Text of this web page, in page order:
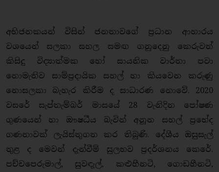
අභිජනකයන් විසින් ජනතාවගේ ප්‍රධාන ආහාරය
වශයෙන් සලකා සහල සමඟ ගනුදෙනු කෙරුවත්
කිසිදු විද්‍යාත්මක හෝ සායනික වාර්තා පවා
නොමැතිව සාම්ප්‍රදායික සහල් හා කියවෙන කරුණු
නොසලකා බැහැර කිරීම ද සාධාරණ නොවේ. 2020
වසරේ සැප්තැම්බර් මාසයේ 28 වැනිදින පෝෂණ
ගුණයෙන් හා ඖෂධීය බැවින් අනූන සහල් ප්‍රභේද
ගණනාවක් ලැයිස්තුගත කර තිබුණි. දේශීය ඔසුසැල්
තුළ ද මෙවන් දැන්වීම් සුලභව ප්‍රදර්ශනය කෙරේ.
පච්චපෙරුමාල්, සුවඳැල්, කළුහීනටි, ගොඩහීනටි,